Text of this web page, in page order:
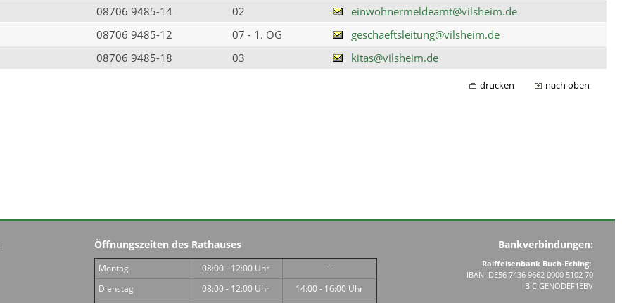
08706 9485-14 02
einwohnermeldeamt@vilsheim.de
08706 9485-12 07 - 1. OG
geschaeftsleitung@vilsheim.de
08706 9485-18 03 kitas@vilsheim.de
drucken nach oben
Öffnungszeiten des Rathauses
Montag 08:00 - 12:00 Uhr
---
Dienstag
08:00 - 12:00 Uhr
14:00 - 16:00 Uhr
Bankverbindungen:
Raiffeisenbank Buch-Eching:
IBAN DE56 7436 9662 0000 5102 70
BIC GENODEF1EBV